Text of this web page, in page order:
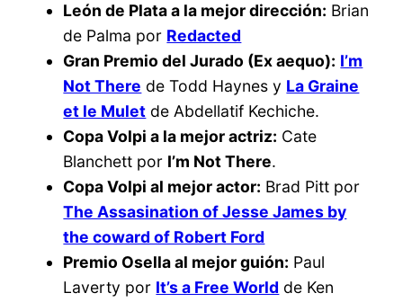
León de Plata a la mejor dirección: Brian
de Palma por Redacted
Gran Premio del Jurado (Ex aequo): I’m
Not There de Todd Haynes y La Graine
et le Mulet de Abdellatif Kechiche.
Copa Volpi a la mejor actriz: Cate
Blanchett por I’m Not There.
Copa Volpi al mejor actor: Brad Pitt por
The Assasination of Jesse James by
the coward of Robert Ford
Premio Osella al mejor guión: Paul
Laverty por It’s a Free World de Ken